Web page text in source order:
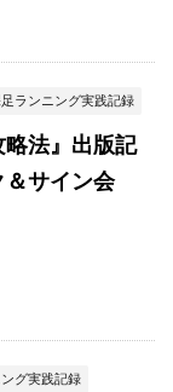
ランニング実践記録
法』出版記
サイン会
グ実践記録